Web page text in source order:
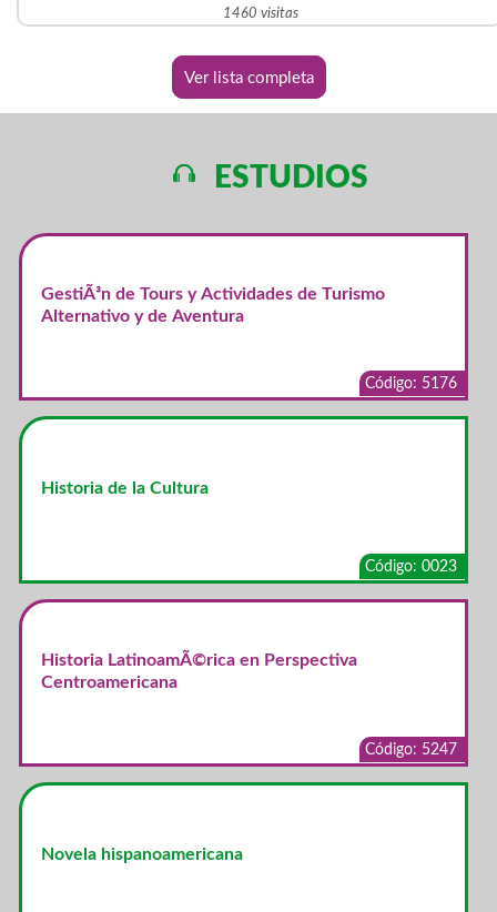
1460 visitas
Ver lista completa
ESTUDIOS
GestiÃ³n de Tours y Actividades de Turismo
Alternativo y de Aventura
Código: 5176
Historia de la Cultura
Código: 0023
Historia LatinoamÃ©rica en Perspectiva
Centroamericana
Código: 5247
Novela hispanoamericana